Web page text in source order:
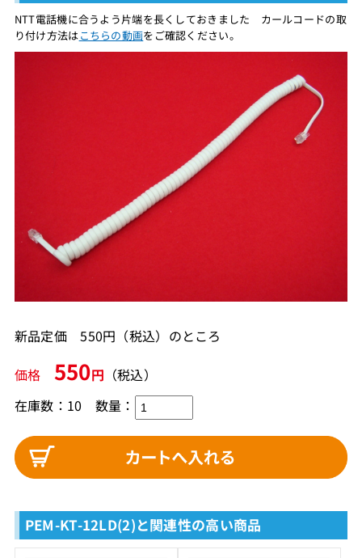
NTT電話機に合うよう片端を長くしておきました カールコードの取
り付け方法はこちらの動画をご確認ください。
新品定価 550円（税込）のところ
価格 550円 （税込）
在庫数：10 数量：
PEM-KT-12LD(2)と関連性の高い商品